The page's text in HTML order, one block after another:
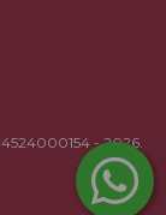
- 2026.